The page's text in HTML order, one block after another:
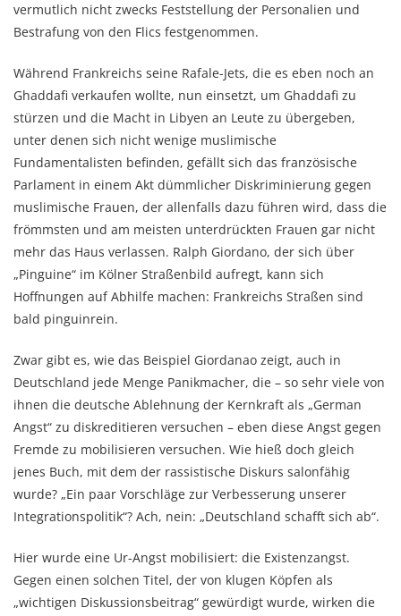
vermutlich nicht zwecks Feststellung der Personalien und
Bestrafung von den Flics festgenommen.
Während Frankreichs seine Rafale-Jets, die es eben noch an
Ghaddafi verkaufen wollte, nun einsetzt, um Ghaddafi zu
stürzen und die Macht in Libyen an Leute zu übergeben,
unter denen sich nicht wenige muslimische
Fundamentalisten befinden, gefällt sich das französische
Parlament in einem Akt dümmlicher Diskriminierung gegen
muslimische Frauen, der allenfalls dazu führen wird, dass die
frömmsten und am meisten unterdrückten Frauen gar nicht
mehr das Haus verlassen. Ralph Giordano, der sich über
„Pinguine“ im Kölner Straßenbild aufregt, kann sich
Hoffnungen auf Abhilfe machen: Frankreichs Straßen sind
bald pinguinrein.
Zwar gibt es, wie das Beispiel Giordanao zeigt, auch in
Deutschland jede Menge Panikmacher, die – so sehr viele von
ihnen die deutsche Ablehnung der Kernkraft als „German
Angst“ zu diskreditieren versuchen – eben diese Angst gegen
Fremde zu mobilisieren versuchen. Wie hieß doch gleich
jenes Buch, mit dem der rassistische Diskurs salonfähig
wurde? „Ein paar Vorschläge zur Verbesserung unserer
Integrationspolitik“? Ach, nein: „Deutschland schafft sich ab“.
Hier wurde eine Ur-Angst mobilisiert: die Existenzangst.
Gegen einen solchen Titel, der von klugen Köpfen als
„wichtigen Diskussionsbeitrag“ gewürdigt wurde, wirken die